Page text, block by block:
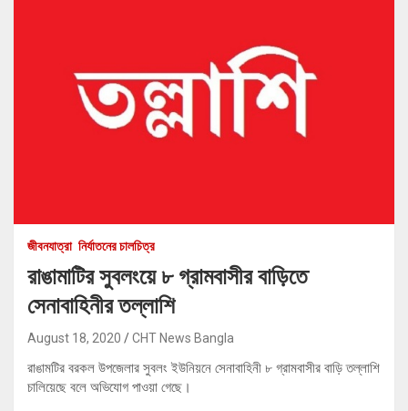
জীবনযাত্রা নির্যাতনের চালচিত্র
রাঙামাটির সুবলংয়ে ৮ গ্রামবাসীর বাড়িতে
সেনাবাহিনীর তল্লাশি
August 18, 2020 CHT News Bangla
রাঙামটির বরকল উপজেলার সুবলং ইউনিয়নে সেনাবাহিনী ৮ গ্রামবাসীর বাড়ি তল্লাশি
চালিয়েছে বলে অভিযোগ পাওয়া গেছে।